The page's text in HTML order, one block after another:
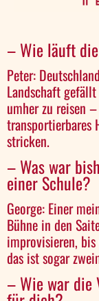
– Wie läuft
Peter:
Landschaft
umher zu reisen
transportierbares
stricken.
– Was war
einer Schule?
George: Einer
Bühne in den
improvisieren,
das ist sogar
– Wie war die